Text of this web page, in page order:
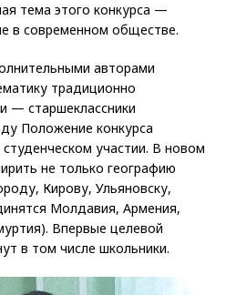
тема этого конкурса —
в современном обществе.
авторами
традиционно
— старшеклассники
Положение конкурса
участии. В новом
не только географию
Кирову, Ульяновску,
Молдавия, Армения,
Впервые целевой
в том числе школьники.